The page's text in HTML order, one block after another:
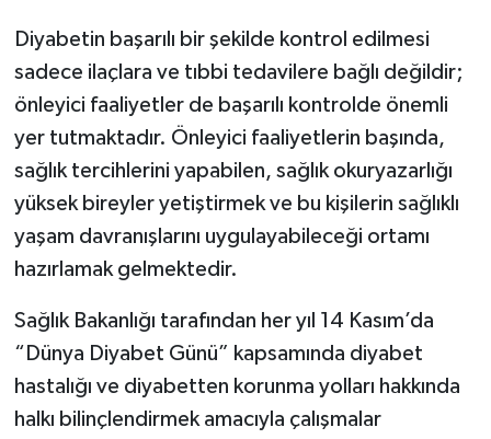
Diyabetin başarılı bir şekilde kontrol edilmesi
sadece ilaçlara ve tıbbi tedavilere bağlı değildir;
önleyici faaliyetler de başarılı kontrolde önemli
yer tutmaktadır. Önleyici faaliyetlerin başında,
sağlık tercihlerini yapabilen, sağlık okuryazarlığı
yüksek bireyler yetiştirmek ve bu kişilerin sağlıklı
yaşam davranışlarını uygulayabileceği ortamı
hazırlamak gelmektedir.
Sağlık Bakanlığı tarafından her yıl 14 Kasım’da
“Dünya Diyabet Günü” kapsamında diyabet
hastalığı ve diyabetten korunma yolları hakkında
halkı bilinçlendirmek amacıyla çalışmalar